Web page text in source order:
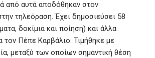
από αυτά αποδόθηκαν στον
τηλεόραση. Έχει δημοσιεύσει 58
δοκίμια και ποίηση) και άλλα
Πέπε Καρβάλιο. Τιμήθηκε με
μεταξύ των οποίων σημαντική θέση